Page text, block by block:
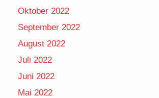
Oktober 2022
September 2022
August 2022
Juli 2022
Juni 2022
Mai 2022